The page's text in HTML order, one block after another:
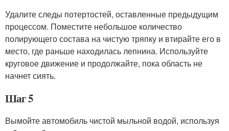
Удалите следы потертостей, оставленные предыдущим
процессом. Поместите небольшое количество
полирующего состава на чистую тряпку и втирайте его в
место, где раньше находилась лепнина. Используйте
круговое движение и продолжайте, пока область не
начнет сиять.
Шаг 5
Вымойте автомобиль чистой мыльной водой, используя